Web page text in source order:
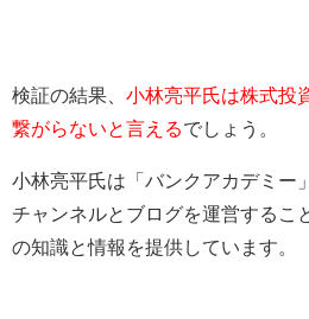
検証の結果、 小林亮平氏は株式投
繋がらないと言えるでしょう。
小林亮平氏は「バンクアカデミー
チャンネルとブログを運営するこ
の知識と情報を提供しています。